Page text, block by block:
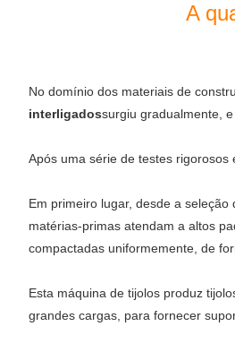
A
No domínio dos materiais de
interligadossurgiu gradualmente,
Após uma série de testes
Em primeiro lugar, desde a seleção
matérias-primas atendam a altos
compactadas uniformemente, de
Esta máquina de tijolos produz
grandes cargas, para fornecer